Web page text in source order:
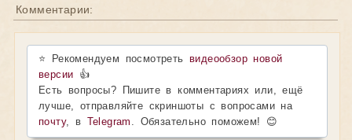
Комментарии:
⭐ Рекомендуем посмотретьвидеообзор новой
версии 👍
Есть вопросы? Пишите в комментариях или, ещё
лучше, отправляйте скриншоты с вопросами на
почту, в Telegram . Обязательно поможем! 😊